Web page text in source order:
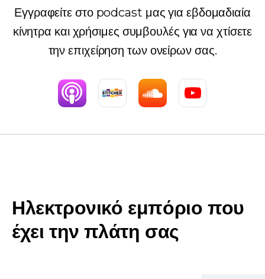
Εγγραφείτε στο podcast μας για εβδομαδιαία
κίνητρα και χρήσιμες συμβουλές για να χτίσετε
την επιχείρηση των ονείρων σας.
Ηλεκτρονικό εμπόριο που
έχει την πλάτη σας